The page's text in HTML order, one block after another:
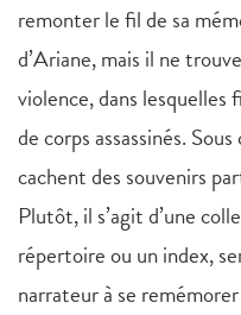
remonter le fil de sa
d’Ariane, mais il ne
violence, dans
de corps assassinés.
cachent des souvenirs
Plutôt, il s’agit d’une
répertoire ou un index,
narrateur à se